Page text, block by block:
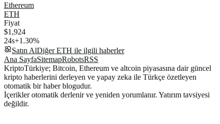
Ethereum
ETH
Fiyat
$1,924
24s+1.30%
Satın AlDiğerETH ile ilgili haberler
Ana SayfaSitemapRobotsRSS
KriptoTürkiye; Bitcoin, Ethereum ve altcoin piyasasına dair güncel
kripto haberlerini derleyen ve yapay zeka ile Türkçe özetleyen
otomatik bir haber blogudur.
İçerikler otomatik derlenir ve yeniden yorumlanır. Yatırım tavsiyesi
değildir.